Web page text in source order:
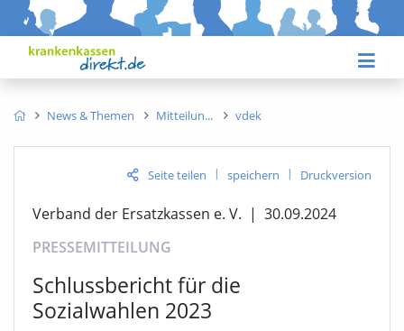
News & Themen Mitteilun vdek
Seite teilen | speichern | Druckversion
Verband der Ersatzkassen e. V. | 30.09.2024
PRESSEMITTEILUNG
Schlussbericht für die
Sozialwahlen 2023